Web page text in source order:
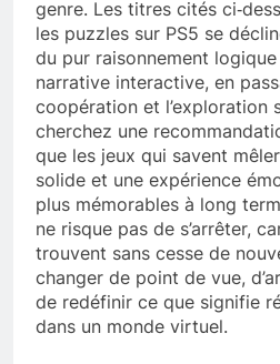
genre. Les titres cités
les puzzles sur PS5 se
du pur raisonnement logique
narrative interactive, en
coopération et l’exploration
cherchez une
que les jeux qui savent
solide et une expérience
plus mémorables à long
ne risque pas de s’arrêter,
trouvent sans cesse de
changer de point de vue,
de redéfinir ce que signifie
dans un monde virtuel.